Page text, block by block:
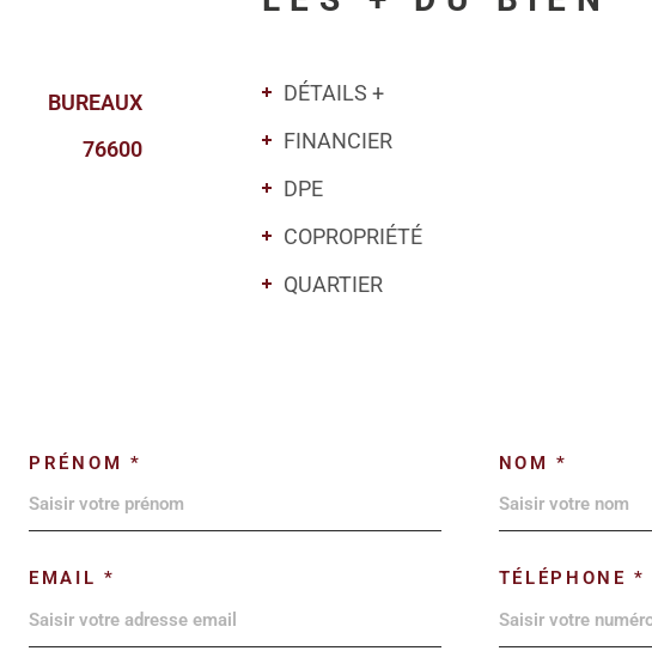
BUREAUX
76600
DÉTAILS +
FINANCIER
DPE
COPROPRIÉTÉ
QUARTIER
PRÉNOM * NOM *
EMAIL * TÉLÉPHONE *